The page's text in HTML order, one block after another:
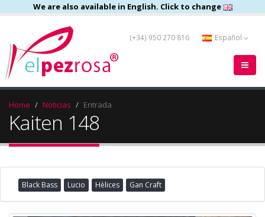
We are also available in English. Click to change
(+34) 950 270 816 Español
Home Noticias Entrada
Kaiten 148
Black Bass Lucio Hèlices Gan Craft